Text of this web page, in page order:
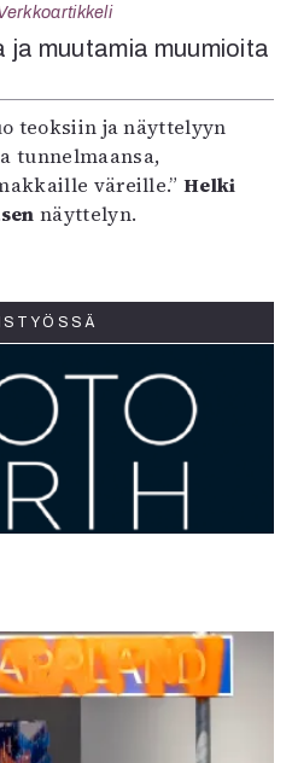
ja muutamia muumioita
teoksiin ja näyttelyyn
tunnelmaansa,
väreille.”Helki
näyttelyn.